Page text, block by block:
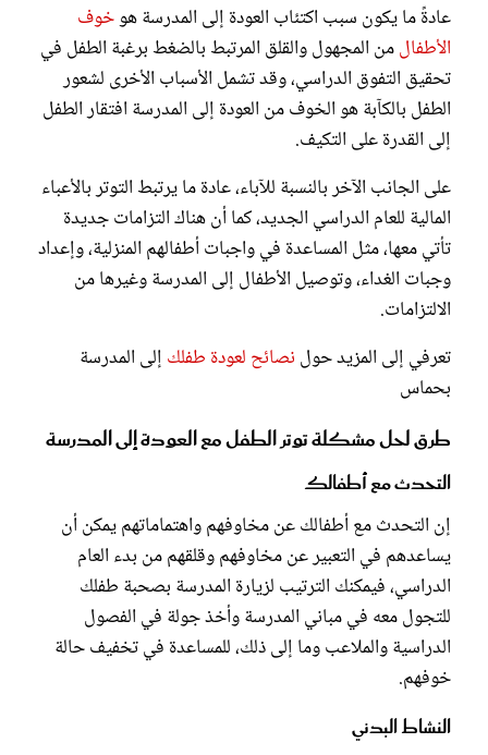
عادةً ما يكون سبب اكتئاب العودة إلى المدرسة هوخوف
الأطفالمن المجهول والقلق المرتبط بالضغط برغبة الطفل في
تحقيق التفوق الدراسي، وقد تشمل الأسباب الأخرى لشعور
الطفل بالكآبة هو الخوف من العودة إلى المدرسة افتقار الطفل
إلى القدرة على التكيف.
على الجانب الآخر بالنسبة للآباء، عادة ما يرتبط التوتر بالأعباء
المالية للعام الدراسي الجديد، كما أن هناك التزامات جديدة
تأتي معها، مثل المساعدة في واجبات أطفالهم المنزلية، وإعداد
وجبات الغداء، وتوصيل الأطفال إلى المدرسة وغيرها من
الالتزامات.
تعرفي إلى المزيد حول نصائح لعودة طفلك إلى المدرسة
بحماس
طرق لحل مشكلة توتر الطفل مع العودة إلى المدرسة
التحدث مع أطفالك
إن التحدث مع أطفالك عن مخاوفهم واهتماماتهم يمكن أن
يساعدهم في التعبير عن مخاوفهم وقلقهم من بدء العام
الدراسي، فيمكنك الترتيب لزيارة المدرسة بصحبة طفلك
للتجول معه في مباني المدرسة وأخذ جولة في الفصول
الدراسية والملاعب وما إلى ذلك، للمساعدة في تخفيف حالة
خوفهم.
النشاط البدني